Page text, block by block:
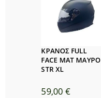
ΚΡΑΝΟΣ FULL
FACE ΜΑΤ ΜΑΥΡΟ
STR XL
59,00€